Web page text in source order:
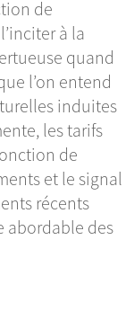
de
à la
quand
l’on entend
induites
les tarifs
de
et le signal
récents
abordable des